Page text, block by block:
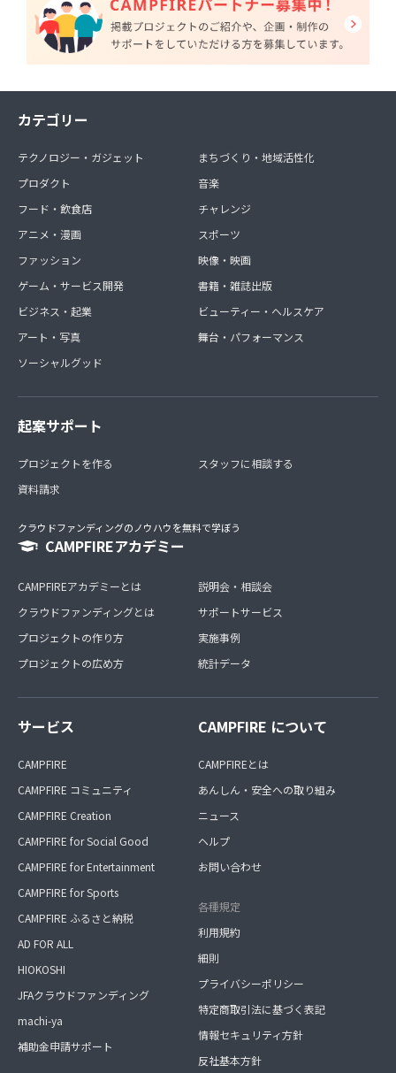
カテゴリー
テクノロジー・ガジェット
プロダクト
フード・飲食店
アニメ・漫画
ファッション
ゲーム・サービス開発
ビジネス・起業
アート・写真
ソーシャルグッド
まちづくり・地域活性化
音楽
チャレンジ
スポーツ
映像・映画
書籍・雑誌出版
ビューティー・ヘルスケア
舞台・パフォーマンス
起案サポート
プロジェクトを作る
資料請求
スタッフに相談する
クラウドファンディングのノウハウを無料で学ぼう
CAMPFIREアカデミー
CAMPFIREアカデミーとは
クラウドファンディングとは
プロジェクトの作り方
プロジェクトの広め方
説明会・相談会
サポートサービス
実施事例
統計データ
サービス
CAMPFIRE
CAMPFIRE コミュニティ
CAMPFIRE Creation
CAMPFIRE for Social Good
CAMPFIRE for Entertainment
CAMPFIRE for Sports
CAMPFIRE ふるさと納税
AD FOR ALL
HIOKOSHI
JFAクラウドファンディング
machi-ya
補助金申請サポート
CAMPFIRE について
CAMPFIREとは
あんしん・安全への取り組み
ニュース
ヘルプ
お問い合わせ
各種規定
利用規約
細則
プライバシーポリシー
特定商取引法に基づく表記
情報セキュリティ方針
反社基本方針